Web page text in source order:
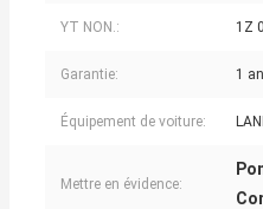
YT NON.: 1Z
Garantie: 1 an
Équipement de voiture:
Mettre en évidence: